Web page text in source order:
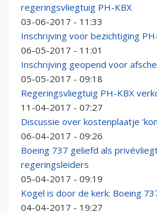
regeringsvliegtuig PH-KBX
03-06-2017 - 11:33
Inschrijving voor bezichtiging
06-05-2017 - 11:01
Inschrijving geopend voor
05-05-2017 - 09:18
Regeringsvliegtuig PH-KBX
11-04-2017 - 07:27
Discussie over kostenplaatje
06-04-2017 - 09:26
Boeing 737 geliefd als
regeringsleiders
05-04-2017 - 09:19
Kogel is door de kerk: Boeing
04-04-2017 - 19:27